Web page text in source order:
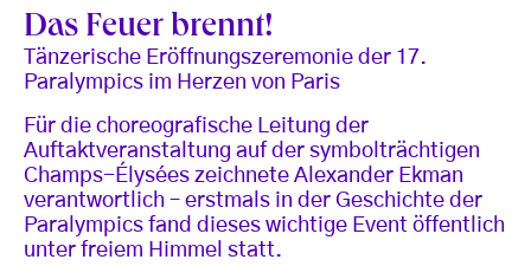
Das Feuer brennt!
Tänzerische Eröffnungszeremonie der 17.
Paralympics im Herzen von Paris
Für die choreografische Leitung der
Auftaktveranstaltung auf der symbolträchtigen
Champs-Élysées zeichnete Alexander Ekman
verantwortlich – erstmals in der Geschichte der
Paralympics fand dieses wichtige Event öffentlich
unter freiem Himmel statt.